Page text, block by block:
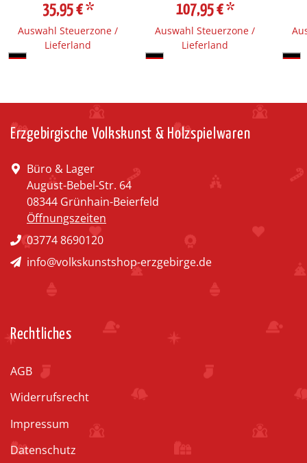
35,95 €*
Auswahl Steuerzone /
Lieferland
107,95 €*
Auswahl Steuerzone /
Lieferland
Erzgebirgische Volkskunst & Holzspielwaren
Büro & Lager
August-Bebel-Str. 64
08344 Grünhain-Beierfeld
Öffnungszeiten
03774 8690120
info@volkskunstshop-erzgebirge.de
Rechtliches
AGB
Widerrufsrecht
Impressum
Datenschutz